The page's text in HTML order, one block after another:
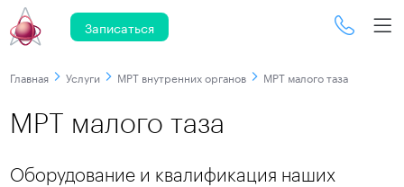
Записаться
Главная Услуги МРТ внутренних органов МРТ малого таза
МРТ малого таза
Оборудование и квалификация наших